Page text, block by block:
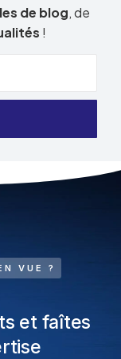
de blog, de
!
VUE ?
et faîtes